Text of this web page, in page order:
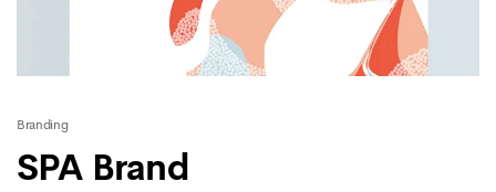
Branding
SPA Brand